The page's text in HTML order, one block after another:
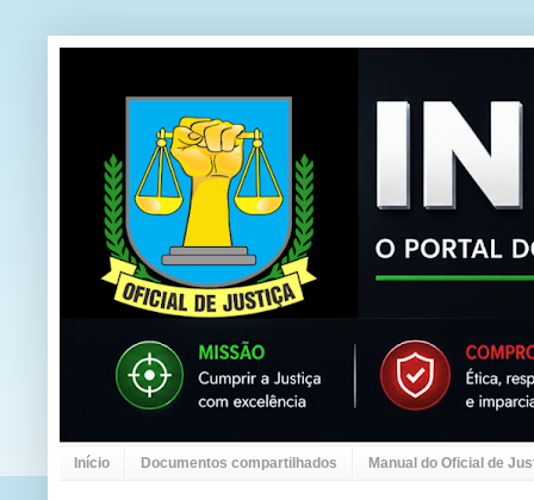
Início Documentos compartilhados Manual do Oficial de